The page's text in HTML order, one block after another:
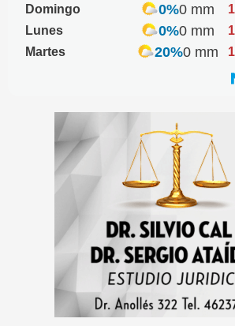
Domingo
0%0 mm
Lunes
0%0 mm
Martes
20%0 mm